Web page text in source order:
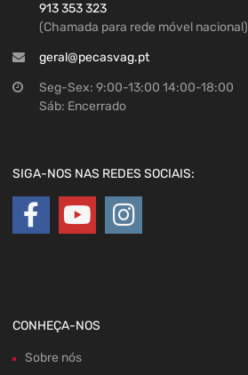
913 353 323
(Chamada para rede móvel nacional)
geral@pecasvag.pt
Seg-Sex: 9:00-13:00 14:00-18:00
Sáb: Encerrado
SIGA-NOS NAS REDES SOCIAIS:
CONHEÇA-NOS
Sobre nós